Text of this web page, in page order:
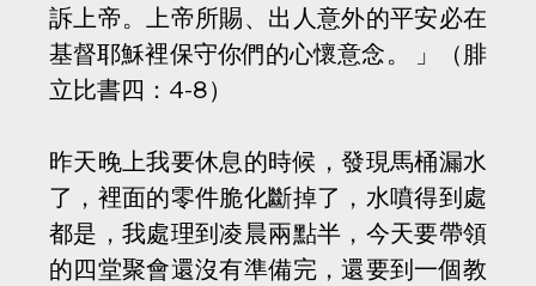
訴上帝。上帝所賜、出人意外的平安必在
基督耶穌裡保守你們的心懷意念。 」（腓
立比書四：4-8）
昨天晚上我要休息的時候，發現馬桶漏水
了，裡面的零件脆化斷掉了，水噴得到處
都是，我處理到凌晨兩點半，今天要帶領
的四堂聚會還沒有準備完，還要到一個教